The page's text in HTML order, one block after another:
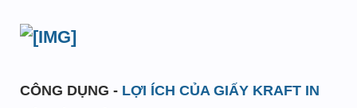
CÔNG DỤNG - LỢI ÍCH CỦA GIẤY KRAFT IN